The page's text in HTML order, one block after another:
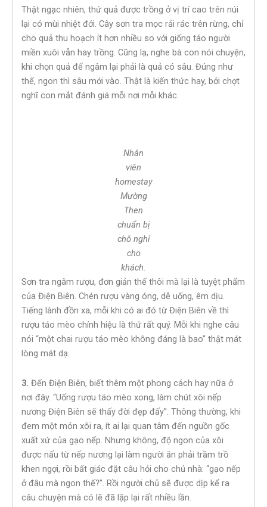
Thật ngạc nhiên, thứ quả được trồng ở vị trí cao trên núi
lại có mùi nhiệt đới. Cây sơn tra mọc rải rác trên rừng, chỉ
cho quả thu hoạch ít hơn nhiều so với giống táo người
miền xuôi vẫn hay trồng. Cũng lạ, nghe bà con nói chuyện,
khi chọn quả để ngâm lại phải là quả có sâu. Đúng như
thế, ngon thì sâu mới vào. Thật là kiến thức hay, bởi chợt
nghĩ con mắt đánh giá mỗi nơi mỗi khác.
Nhân
viên
homestay
Mường
Then
chuẩn bị
chỗ nghỉ
cho
khách.
Sơn tra ngâm rượu, đơn giản thế thôi mà lại là tuyệt phẩm
của Điện Biên. Chén rượu vàng óng, dễ uống, êm dịu.
Tiếng lành đồn xa, mỗi khi có ai đó từ Điện Biên về thì
rượu táo mèo chính hiệu là thứ rất quý. Mỗi khi nghe câu
nói “một chai rượu táo mèo không đáng là bao” thật mát
lòng mát dạ.
3. Đến Điện Biên, biết thêm một phong cách hay nữa ở
nơi đây. “Uống rượu táo mèo xong, làm chút xôi nếp
nương Điện Biên sẽ thấy đời đẹp đấy”. Thông thường, khi
đem một món xôi ra, ít ai lại quan tâm đến nguồn gốc
xuất xứ của gạo nếp. Nhưng không, độ ngon của xôi
được nấu từ nếp nương lại làm người ăn phải trầm trồ
khen ngợi, rồi bất giác đặt câu hỏi cho chủ nhà: “gạo nếp
ở đâu mà ngon thế?”. Rồi người chủ sẽ được dịp kể ra
câu chuyện mà có lẽ đã lặp lại rất nhiều lần.